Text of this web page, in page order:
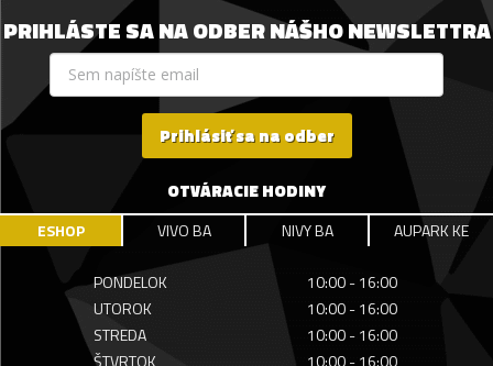
PRIHLÁSTE SA NA ODBER NÁŠHO NEWSLETTRA
Prihlásiť sa na odber
OTVÁRACIE HODINY
ESHOP VIVO BA NIVY BA AUPARK KE
PONDELOK
10:00 - 16:00
UTOROK
10:00 - 16:00
STREDA
10:00 - 16:00
ŠTVRTOK
10:00 - 16:00